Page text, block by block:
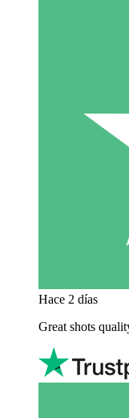
Hace 2 días
Great shots